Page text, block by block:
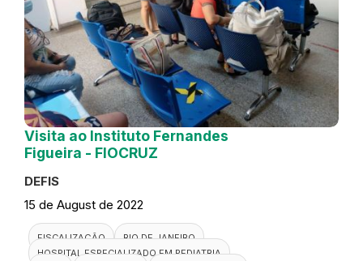
Visita ao Instituto Fernandes
Figueira - FIOCRUZ
DEFIS
15 de August de 2022
FISCALIZAÇÃO
RIO DE JANEIRO
HOSPITAL ESPECIALIZADO EM PEDIATRIA